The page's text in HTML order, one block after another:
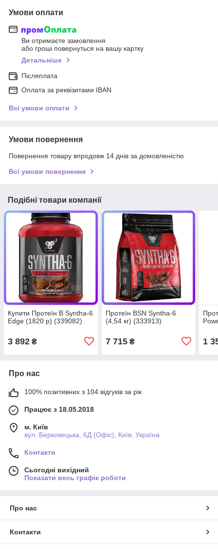
Умови оплати
Ви отримаєте замовлення
або гроші повернуться на вашу картку
Детальніше
Післяплата
Оплата за реквізитами IBAN
Всі умови оплати
Умови повернення
Повернення товару впродовж 14 днів за домовленістю
Всі умови повернення
Подібні товари компанії
Купити Протеїн В Syntha-6
Edge (1820 р) (339082)
3 892 ₴
Протеїн BSN Syntha-6
(4,54 кг) (333913)
7 715₴ 1
Про нас
100% позитивних з 104 відгуків за рік
Працює з 18.05.2018
м. Київ
вул. Берковецька, 6Д (Офіс), Київ, Україна
Контакти
Сьогодні вихідний
Показати весь графік роботи
Про нас
Контакти